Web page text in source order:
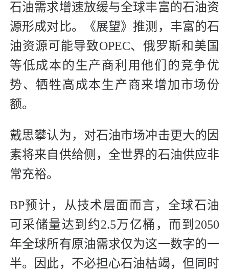
石油需求增速放缓与全球丰富的石油资
源形成对比。《展望》推测，丰富的石
油资源可能导致OPEC、俄罗斯和美国
等低成本的生产商利用他们的竞争优
势、牺牲高成本生产商来增加市场份
额。
戴思攀认为，对石油市场冲击更大的因
素将来自供给侧，全世界的石油供应非
常充裕。
BP预计，从技术层面而言，全球石油
可采储量达到约2.5万亿桶，而到2050
年全球所有原油需求仅为这一数字的一
半。因此，不必担心石油枯竭，但同时